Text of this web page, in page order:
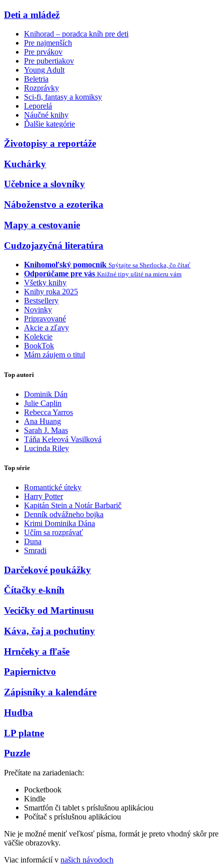
Deti a mládež
Knihorad – poradca kníh pre deti
Pre najmenších
Pre prvákov
Pre pubertiakov
Young Adult
Beletria
Rozprávky
Sci-fi, fantasy a komiksy
Leporelá
Náučné knihy
Ďalšie kategórie
Životopisy a reportáže
Kuchárky
Učebnice a slovníky
Náboženstvo a ezoterika
Mapy a cestovanie
Cudzojazyčná literatúra
Knihomoľský pomocník Spýtajte sa Sherlocka, čo čítať
Odporúčame pre vás Knižné tipy ušité na mieru vám
Všetky knihy
Knihy roka 2025
Bestsellery
Novinky
Pripravované
Akcie a zľavy
Kolekcie
BookTok
Mám záujem o titul
Top autori
Dominik Dán
Julie Caplin
Rebecca Yarros
Ana Huang
Sarah J. Maas
Táňa Keleová Vasilková
Lucinda Riley
Top série
Romantické úteky
Harry Potter
Kapitán Stein a Notár Barbarič
Denník odvážneho bojka
Krimi Dominika Dána
Učím sa rozprávať
Duna
Smradi
Darčekové poukážky
Čítačky e-kníh
Vecičky od Martinusu
Káva, čaj a pochutiny
Hrnčeky a fľaše
Papiernictvo
Zápisníky a kalendáre
Hudba
LP platne
Puzzle
Prečítate na zariadeniach:
Pocketbook
Kindle
Smartfón či tablet s príslušnou aplikáciou
Počítač s príslušnou aplikáciou
Nie je možné meniť veľkosť písma, formát je preto vhodný skôr pre
väčšie obrazovky.
Viac informácií v našich návodoch